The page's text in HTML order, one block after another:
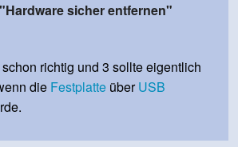
sicher entfernen"
richtig und 3 sollte eigentlich
die Festplatte überUSB